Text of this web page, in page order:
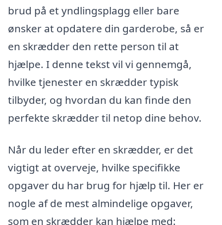
brud på et yndlingsplagg eller bare
ønsker at opdatere din garderobe, så er
en skrædder den rette person til at
hjælpe. I denne tekst vil vi gennemgå,
hvilke tjenester en skrædder typisk
tilbyder, og hvordan du kan finde den
perfekte skrædder til netop dine behov.
Når du leder efter en skrædder, er det
vigtigt at overveje, hvilke specifikke
opgaver du har brug for hjælp til. Her er
nogle af de mest almindelige opgaver,
som en skrædder kan hjælpe med: